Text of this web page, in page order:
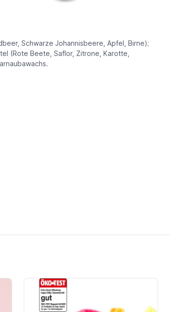
Schwarze Johannisbeere, Apfel, Birne);
(Rote Beete, Saflor, Zitrone, Karotte,